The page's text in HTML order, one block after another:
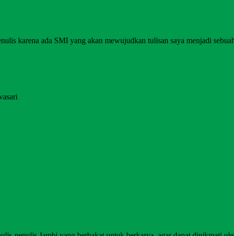
karena ada SMI yang akan mewujudkan tulisan saya menjadi